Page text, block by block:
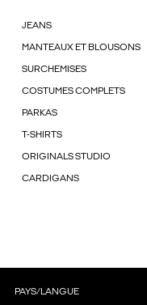
JEANS
MANTEAUX ET BLOUSONS
SURCHEMISES
COSTUMES COMPLETS
PARKAS
T-SHIRTS
ORIGINALS STUDIO
CARDIGANS
PAYS/LANGUE